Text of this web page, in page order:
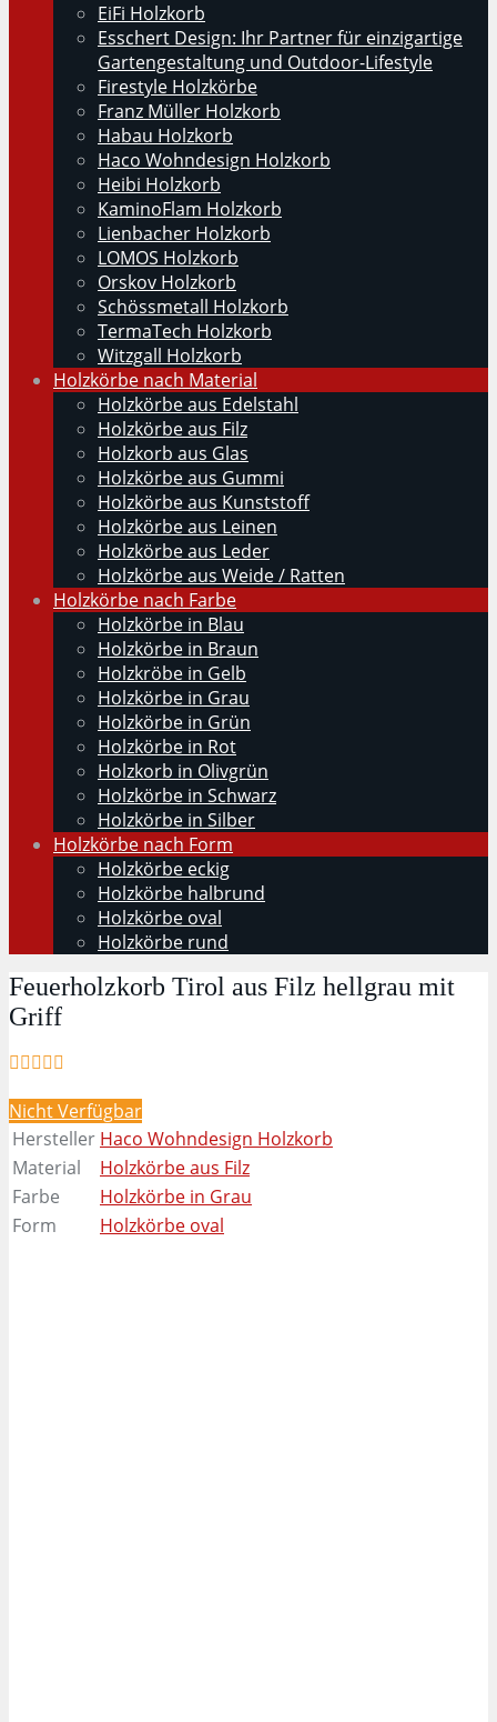
EiFi Holzkorb
Esschert Design: Ihr Partner für einzigartige
Gartengestaltung und Outdoor-Lifestyle
Firestyle Holzkörbe
Franz Müller Holzkorb
Habau Holzkorb
Haco Wohndesign Holzkorb
Heibi Holzkorb
KaminoFlam Holzkorb
Lienbacher Holzkorb
LOMOS Holzkorb
Orskov Holzkorb
Schössmetall Holzkorb
TermaTech Holzkorb
Witzgall Holzkorb
Holzkörbe nach Material
Holzkörbe aus Edelstahl
Holzkörbe aus Filz
Holzkorb aus Glas
Holzkörbe aus Gummi
Holzkörbe aus Kunststoff
Holzkörbe aus Leinen
Holzkörbe aus Leder
Holzkörbe aus Weide / Ratten
Holzkörbe nach Farbe
Holzkörbe in Blau
Holzkörbe in Braun
Holzkröbe in Gelb
Holzkörbe in Grau
Holzkörbe in Grün
Holzkörbe in Rot
Holzkorb in Olivgrün
Holzkörbe in Schwarz
Holzkörbe in Silber
Holzkörbe nach Form
Holzkörbe eckig
Holzkörbe halbrund
Holzkörbe oval
Holzkörbe rund
Feuerholzkorb Tirol aus Filz hellgrau mit
Griff
Nicht Verfügbar
Hersteller Haco Wohndesign Holzkorb
Material
Holzkörbe aus Filz
Farbe
Holzkörbe in Grau
Form
Holzkörbe oval